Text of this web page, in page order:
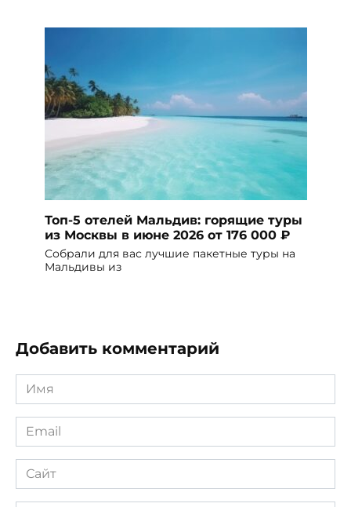
Топ-5 отелей Мальдив: горящие туры
из Москвы в июне 2026 от 176 000 ₽
Собрали для вас лучшие пакетные туры на
Мальдивы из
Добавить комментарий
Имя
Email
Сайт